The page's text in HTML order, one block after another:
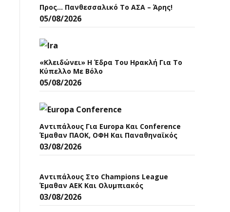
Προς… Πανθεσσαλικό Το ΑΣΑ – Άρης!
05/08/2026
«Κλειδώνει» Η Έδρα Του Ηρακλή Για Το
Κύπελλο Με Βόλο
05/08/2026
Αντιπάλους Για Europa Και Conference
Έμαθαν ΠΑΟΚ, ΟΦΗ Και Παναθηναϊκός
03/08/2026
Αντιπάλους Στο Champions League
Έμαθαν ΑΕΚ Και Ολυμπιακός
03/08/2026